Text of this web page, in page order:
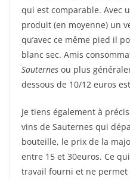
qui est comparable. Avec
produit (en moyenne) un
qu’avec ce même pied il
blanc sec. Amis
Sauternes ou plus
dessous de 10/12 euros
Je tiens également à
vins de Sauternes qui
bouteille, le prix de la
entre 15 et 30euros. Ce
travail fourni et ne permet